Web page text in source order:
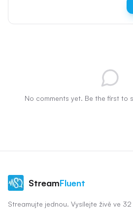
No comments yet. Be the first to
StreamFluent
Streamujte jednou. Vysílejte živě ve